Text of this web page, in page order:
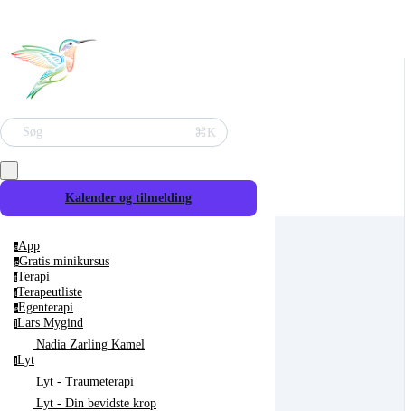
Søg ⌘K
Kalender og tilmelding
aApp
gGratis minikursus
tTerapi
tTerapeutliste
eEgenterapi
lLars Mygind
Nadia Zarling Kamel
lLyt
Lyt - Traumeterapi
Lyt - Din bevidste krop